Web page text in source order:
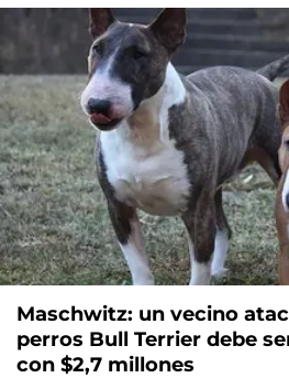
Maschwitz: un vecino
perros Bull Terrier debe
con $2,7 millones